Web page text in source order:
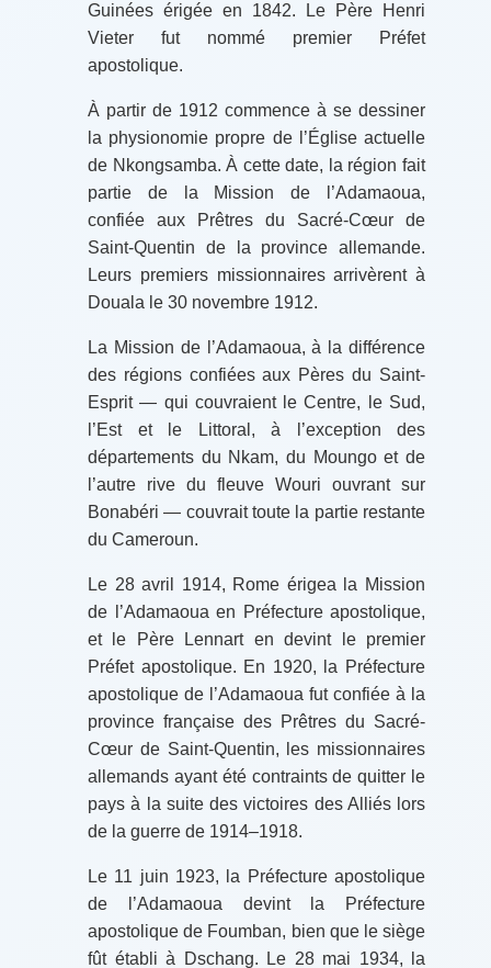
Guinées érigée en 1842. Le Père Henri
Vieter fut nommé premier Préfet
apostolique.
À partir de 1912 commence à se dessiner
la physionomie propre de l’Église actuelle
de Nkongsamba. À cette date, la région fait
partie de la Mission de l’Adamaoua,
confiée aux Prêtres du Sacré-Cœur de
Saint-Quentin de la province allemande.
Leurs premiers missionnaires arrivèrent à
Douala le 30 novembre 1912.
La Mission de l’Adamaoua, à la différence
des régions confiées aux Pères du Saint-
Esprit — qui couvraient le Centre, le Sud,
l’Est et le Littoral, à l’exception des
départements du Nkam, du Moungo et de
l’autre rive du fleuve Wouri ouvrant sur
Bonabéri — couvrait toute la partie restante
du Cameroun.
Le 28 avril 1914, Rome érigea la Mission
de l’Adamaoua en Préfecture apostolique,
et le Père Lennart en devint le premier
Préfet apostolique. En 1920, la Préfecture
apostolique de l’Adamaoua fut confiée à la
province française des Prêtres du Sacré-
Cœur de Saint-Quentin, les missionnaires
allemands ayant été contraints de quitter le
pays à la suite des victoires des Alliés lors
de la guerre de 1914–1918.
Le 11 juin 1923, la Préfecture apostolique
de l’Adamaoua devint la Préfecture
apostolique de Foumban, bien que le siège
fût établi à Dschang. Le 28 mai 1934, la